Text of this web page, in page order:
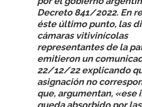
Decreto 841/2022. En
éste último punto, las
cámaras vitivinícolas
representantes de la
emitieron un
22/12/22 explicando
asignación no
que, argumentan, «ese
queda absorbido por las